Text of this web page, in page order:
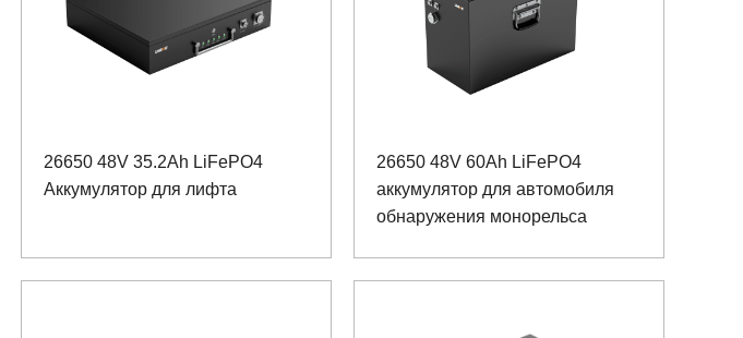
26650 48V 35.2Ah LiFePO4
Аккумулятор для лифта
26650 48V 60Ah LiFePO4
аккумулятор для автомобиля
обнаружения монорельса